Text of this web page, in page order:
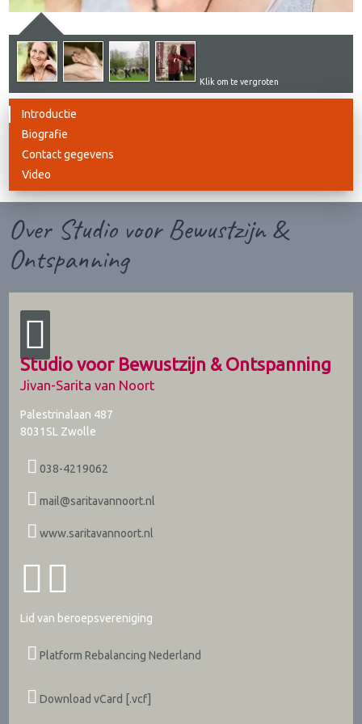
Klik om te vergroten
Introductie
Biografie
Contact gegevens
Video
Over Studio voor Bewustzijn &
Ontspanning
Studio voor Bewustzijn & Ontspanning
Jivan-Sarita van Noort
Palestrinalaan 487
8031SL Zwolle
038-4219062
mail@saritavannoort.nl
www.saritavannoort.nl
Lid van beroepsvereniging
Platform Rebalancing Nederland
Download vCard [.vcf]